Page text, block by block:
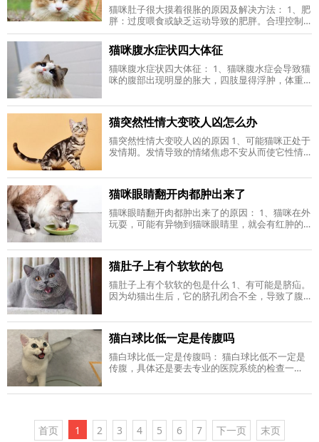
猫咪肚子很大摸着很胀的原因及解决方法： 1、肥
胖：过度喂食或缺乏运动导致的肥胖。合理控制
猫咪的饮食量和营养组成，并适当增加运动量。
2、消化不良：食物不能被消化，体内积
猫咪腹水症状四大体征
猫咪腹水症状四大体征： 1、猫咪腹水症会导致猫
咪的腹部出现明显的胀大，四肢显得浮肿，体重
没有平常敏捷，还会出现呼吸急促和脐
猫突然性情大变咬人凶怎么办
猫突然性情大变咬人凶的原因 1、可能猫咪正处于
发情期。发情导致的情绪焦虑不安从而使它性情
所以表现的凶狠，不让人靠近。 3、母
猫咪眼睛翻开肉都肿出来了
猫咪眼睛翻开肉都肿出来了的原因： 1、猫咪在外
玩耍，可能有异物到猫咪眼睛里，就会有红肿的
炎，这种情况就会导致猫咪眼睛翻开肉
猫肚子上有个软软的包
猫肚子上有个软软的包是什么 1、有可能是脐疝。
因为幼猫出生后，它的脐孔闭合不全，导致了腹
眼以外的位置的话，要考虑是一下是否
猫白球比低一定是传腹吗
猫白球比低一定是传腹吗： 猫白球比低不一定是
传腹，具体还是要去专业的医院系统的检查一
了猫传腹，这个时候就要给猫咪吃冠度倍抗
首页 1 2 3 4 5 6 7 下一页
末页